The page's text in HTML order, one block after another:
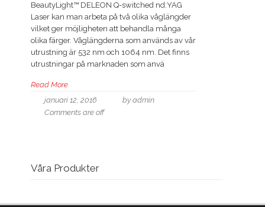
BeautyLight™ DELEON Q-switched nd:YAG
Laser kan man arbeta på två olika våglängder
vilket ger möjligheten att behandla många
olika färger. Våglängderna som används av vår
utrustning är 532 nm och 1064 nm. Det finns
utrustningar på marknaden som anvä
Read More
januari 12, 2016
by admin
Comments are off
Våra Produkter